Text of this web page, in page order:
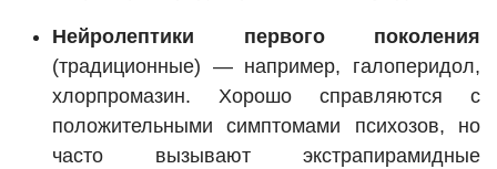
Нейролептики первого поколения
(традиционные) — например, галоперидол,
хлорпромазин. Хорошо справляются с
положительными симптомами психозов, но
часто вызывают экстрапирамидные